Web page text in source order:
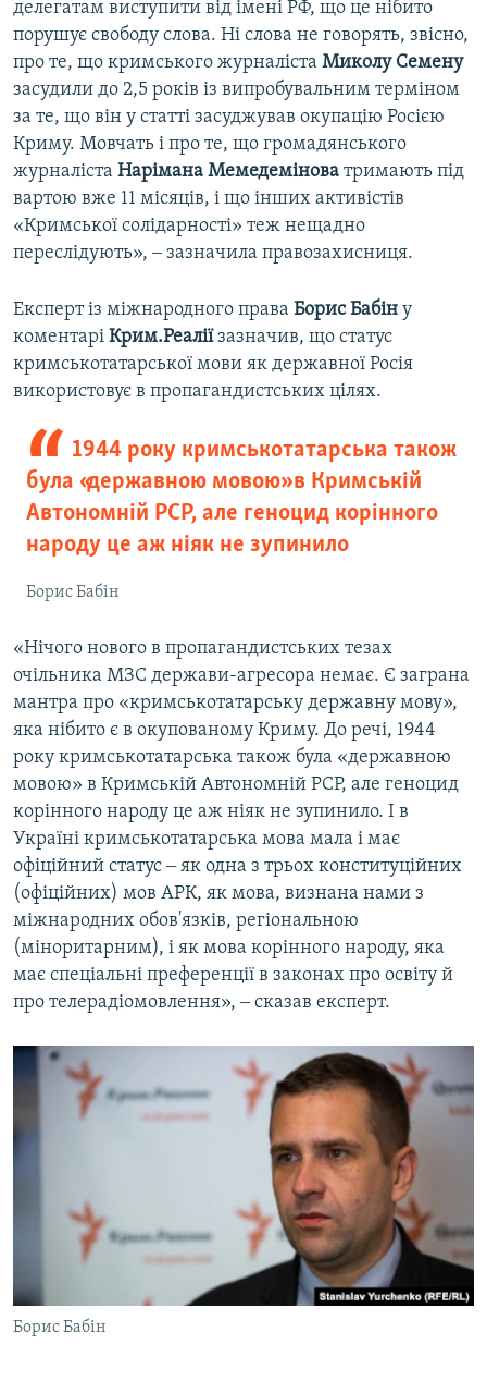
делегатам виступити від імені РФ, що це нібито
порушує свободу слова. Ні слова не говорять, звісно,
про те, що кримського журналіста Миколу Семену
засудили до 2,5 років із випробувальним терміном
за те, що він у статті засуджував окупацію Росією
Криму. Мовчать і про те, що громадянського
журналіста Нарімана Мемедемінова тримають під
вартою вже 11 місяців, і що інших активістів
«Кримської солідарності» теж нещадно
переслідують», ‒ зазначила правозахисниця.
Експерт із міжнародного права Борис Бабін у
коментарі Крим.Реаліїзазначив, що статус
кримськотатарської мови як державної Росія
використовує в пропагандистських цілях.
1944 року кримськотатарська також
була «державною мовою» в Кримській
Автономній РСР, але геноцид корінного
народу це аж ніяк не зупинило
Борис Бабін
«Нічого нового в пропагандистських тезах
очільника МЗС держави-агресора немає. Є заграна
мантра про «кримськотатарську державну мову»,
яка нібито є в окупованому Криму. До речі, 1944
року кримськотатарська також була «державною
мовою» в Кримській Автономній РСР, але геноцид
корінного народу це аж ніяк не зупинило. І в
Україні кримськотатарська мова мала і має
офіційний статус ‒ як одна з трьох конституційних
(офіційних) мов АРК, як мова, визнана нами з
міжнародних обов'язків, регіональною
(міноритарним), і як мова корінного народу, яка
має спеціальні преференції в законах про освіту й
про телерадіомовлення», ‒ сказав експерт.
Борис Бабін